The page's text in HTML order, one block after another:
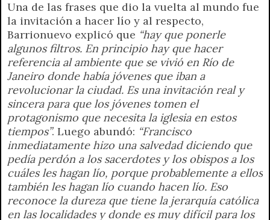
Una de las frases que dio la vuelta al mundo fue
la invitación a hacer lío y al respecto,
Barrionuevo explicó que “hay que ponerle
algunos filtros. En principio hay que hacer
referencia al ambiente que se vivió en Río de
Janeiro donde había jóvenes que iban a
revolucionar la ciudad. Es una invitación real y
sincera para que los jóvenes tomen el
protagonismo que necesita la iglesia en estos
tiempos”. Luego abundó: “Francisco
inmediatamente hizo una salvedad diciendo que
pedía perdón a los sacerdotes y los obispos a los
cuáles les hagan lío, porque probablemente a ellos
también les hagan lío cuando hacen lío. Eso
reconoce la dureza que tiene la jerarquía católica
en las localidades y donde es muy difícil para los